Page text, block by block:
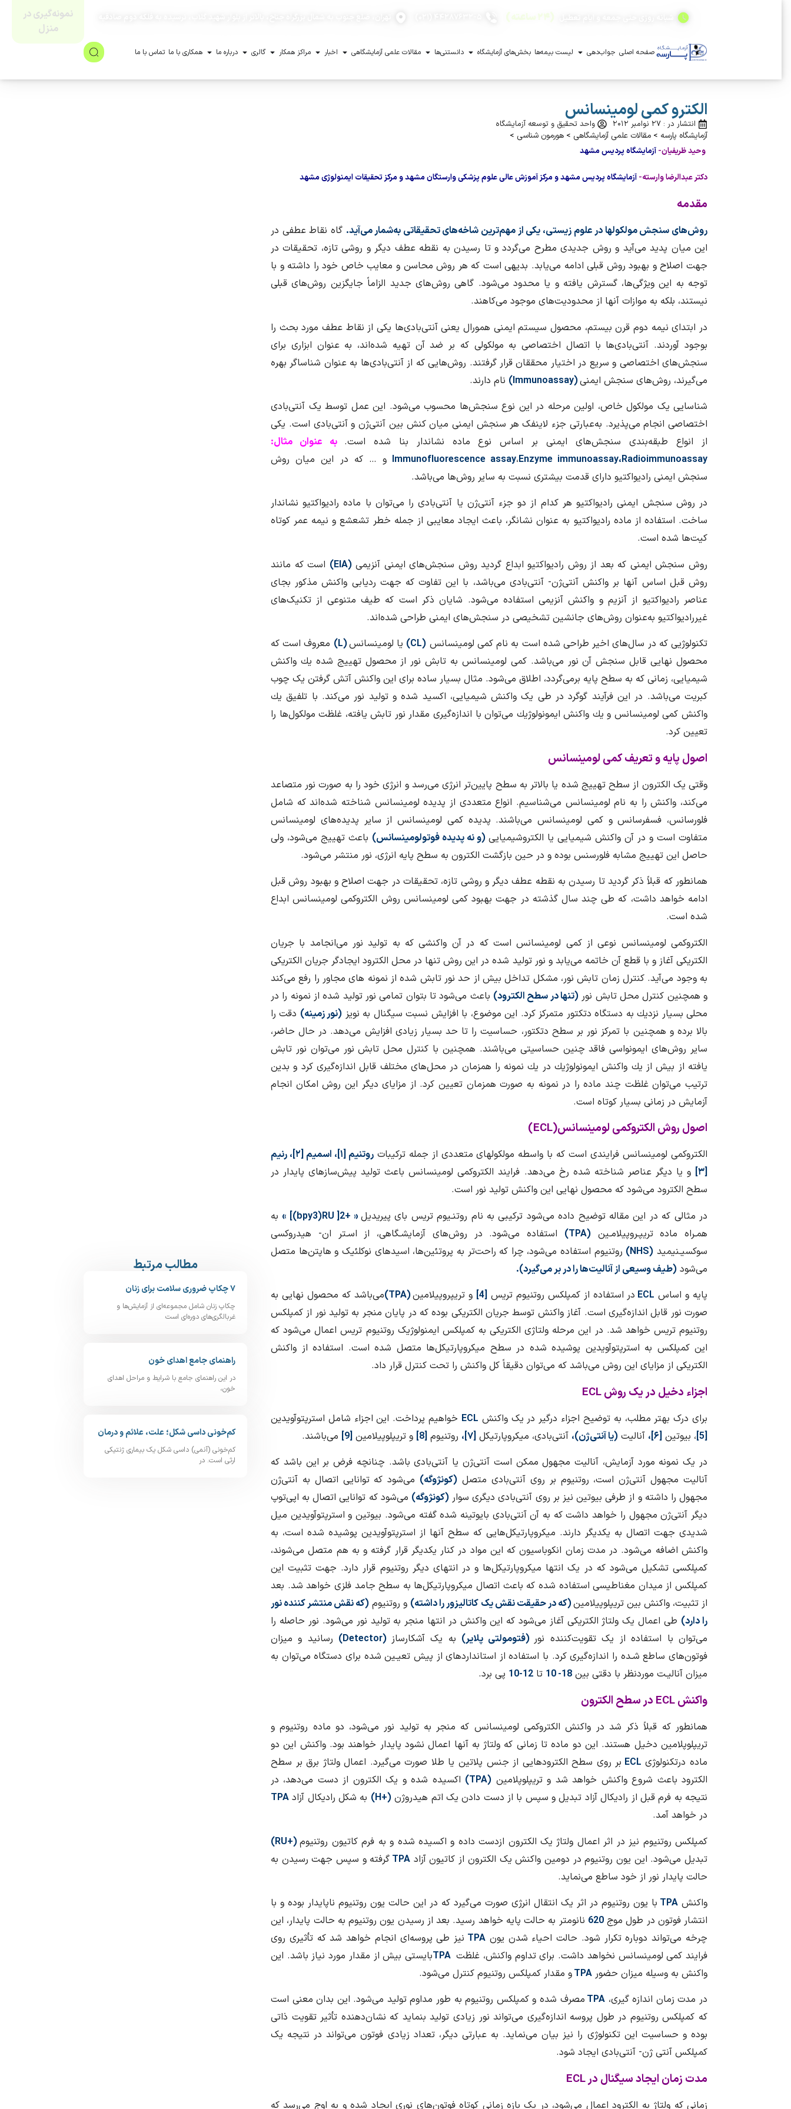
صفحه اصلی جواب‌دهی لیست بیمه‌ها بخش‌های آزمایشگاه دانستنی‌ها مقالات علمی آزمایشگاهی اخبار مراکز همکار گالری درباره ما همکاری با ما تماس با ما
نمونه‌گیری در
منزل
الکترو کمی لومینسانس
انتشار در : ۲۷ نوامبر ۲۰۱۲ واحد تحقیق و توسعه آزمایشگاه
آزمایشگاه پارسه > مقالات علمی آزمایشگاهی > هورمون شناسی >
وحید ظریفیان- آزمایشگاه پردیس مشهد
دکتر عبدالرضا وارسته- آزمایشگاه پردیس مشهد و مرکز آموزش عالی علوم پزشکی وارستگان مشهد و مرکز تحقیقات ایمنولوژی مشهد
مقدمه
روش‌های سنجش مولکولها در علوم زیستی، یکی از مهم‌ترین شاخه‌های تحقیقاتی به‌شمار می‌آید. گاه نقاط عطفی در
این میان پدید می‌آید و روش جدیدی مطرح می‌گردد و تا رسیدن به نقطه عطف دیگر و روشی تازه، تحقیقات در
جهت اصلاح و بهبود روش قبلی ادامه می‌یابد. بدیهی است که هر روش محاسن و معایب خاص خود را داشته و با
توجه به این ویژگی‌ها، گسترش یافته و یا محدود می‌شود. گاهی روش‌های جدید الزاماً جایگزین روش‌های قبلی
نیستند، بلکه به موازات آنها از محدودیت‌های موجود می‌کاهند.
در ابتدای نیمه دوم قرن بیستم، محصول سیستم ایمنی همورال یعنی آنتی‌بادی‌ها یکی از نقاط عطف مورد بحث را
بوجود آوردند. آنتی‌بادی‌ها با اتصال اختصاصی به مولکولی که بر ضد آن تهیه شده‌اند، به عنوان ابزاری برای
سنجش‌های اختصاصی و سریع در اختیار محققان قرار گرفتند. روش‌هایی که از آنتی‌بادی‌ها به عنوان شناساگر بهره
می‌گیرند، روش‌های سنجش ایمنی(
Immunoassay
) نام دارند.
شناسایی یک مولکول خاص، اولین مرحله در این نوع سنجش‌ها محسوب می‌شود. این عمل توسط یک آنتی‌بادی
اختصاصی انجام می‌پذیرد. به‌عبارتی جزء لاینفک هر سنجش ایمنی میان کنش بین آنتی‌ژن و آنتی‌بادی است. یکی
از انواع طبقه‌بندی سنجش‌های ایمنی بر اساس نوع ماده نشاندار بنا شده است. به عنوان مثال:
Radioimmunoassay، Enzyme immunoassay ،Immunofluorescence assay و … که در این میان روش
سنجش ایمنی رادیواکتیو دارای قدمت بیشتری نسبت به سایر روش‌ها می‌باشد.
در روش سنجش ایمنی رادیواکتیو هر کدام از دو جزء آنتی‌ژن یا آنتی‌بادی را می‌توان با ماده رادیواکتیو نشاندار
ساخت. استفاده از ماده رادیواکتیو به عنوان نشانگر، باعث ایجاد معایبی از جمله خطر تشعشع و نیمه عمر کوتاه
کیت‌ها شده است.
روش سنجش ایمنی که بعد از روش رادیواکتیو ابداع گردید روش سنجش‌های ایمنی آنزیمی(
EIA
) است که مانند
روش قبل اساس آنها بر واکنش آنتی‌ژن- آنتی‌بادی می‌باشد، با این تفاوت که جهت ردیابی واکنش مذکور بجای
عناصر رادیواکتیو از آنزیم و واکنش آنزیمی استفاده می‌شود. شایان ذکر است که طیف متنوعی از تکنیک‌های
غیررادیواکتیو به‌عنوان روش‌های جانشین تشخیصی در سنجش‌های ایمنی طراحی شده‌اند.
تکنولوژيی که در سال‌های اخیر طراحی شده است به نام کمی لومینسانس (
CL
) یا لومینسانس(
L
) معروف است که
محصول نهایی قابل سنجش آن نور می‌باشد. كمی لومینسانس به تابش نور از محصول تهییج شده یك واكنش
شیمیایی، زمانی كه به سطح پایه برمی‌گردد، اطلاق می‌شود. مثال بسیار ساده برای این واکنش آتش گرفتن یک چوب
کبریت می‌باشد. در این فرآیند گوگرد در طی یک واکنش شیمیایی، اکسید شده و تولید نور می‌کند. با تلفیق یك
واكنش كمی لومینسانس و یك واكنش ایمونولوژیك می‌توان با اندازه‌گیری مقدار نور تابش یافته، غلظت مولکول‌ها را
تعیین كرد.
اصول پایه و تعریف کمی لومینسانس
وقتی یک الکترون از سطح تهییج شده یا بالاتر به سطح پایین‌تر انرژی می‌رسد و انرژی خود را به صورت نور متصاعد
می‌کند، واکنش را به نام لومینسانس می‌شناسیم. انواع متعددی از پدیده لومینسانس شناخته شده‌اند که شامل
فلورسانس، فسفرسانس و کمی لومینسانس می‌باشند. پدیده کمی لومینسانس از سایر پدیده‌های لومینسانس
متفاوت است و در آن واکنش شیمیایی یا الکتروشیمیایی (و نه پدیده فوتولومینسانس) باعث تهییج می‌شود، ولی
حاصل این تهییج مشابه فلورسنس بوده و در حین بازگشت الکترون به سطح پایه انرژی، نور منتشر می‌شود.
همانطور که قبلاً ذکر گردید تا رسیدن به نقطه عطف دیگر و روشی تازه، تحقیقات در جهت اصلاح و بهبود روش قبل
ادامه خواهد داشت، که طی چند سال گذشته در جهت بهبود کمی لومینسانس روش الكتروكمی لومینسانس ابداع
شده است.
الكتروكمی لومینسانس نوعی از كمی لومینسانس است كه در آن واكنشی كه به تولید نور می‌انجامد با جریان
الكتریكی آغاز و با قطع آن خاتمه می‌یابد و نور تولید شده در این روش تنها در محل الكترود ایجادگر جریان الكتریكی
به وجود می‌آید. كنترل زمان تابش نور، مشكل تداخل بیش از حد نور تابش شده از نمونه های مجاور را رفع می‌كند
و همچنین كنترل محل تابش نور (تنها در سطح الكترود) باعث می‌شود تا بتوان تمامی نور تولید شده از نمونه را در
محلی بسیار نزدیك به دستگاه دتكتور متمركز كرد. این موضوع، با افزایش نسبت سیگنال به نویز (نور زمینه) دقت را
بالا برده و همچنین با تمركز نور بر سطح دتكتور، حساسیت را تا حد بسیار زیادی افزایش می‌دهد. در حال حاضر،
سایر روش‌های ایمونواسی فاقد چنین حساسیتی می‌باشند. همچنین با كنترل محل تابش نور می‌توان نور تابش
یافته از بیش از یك واكنش ایمونولوژیك در یك نمونه را همزمان در محل‌های مختلف قابل اندازه‌گیری كرد و بدین
ترتیب می‌توان غلظت چند ماده را در نمونه به صورت همزمان تعیین كرد. از مزایای دیگر این روش امكان انجام
آزمایش در زمانی بسیار كوتاه است.
اصول روش الکتروکمی لومینسانس(ECL
)
الکتروکمی لومینسانس فرایندی است که با واسطه مولکولهای متعددی از جمله ترکیبات
روتنیم [۱]، اسمیم [۲]، رنیم
[۳]
و یا دیگر عناصر شناخته شده رخ می‌دهد. فرایند الکتروکمی لومینسانس باعث تولید پیش‌سازهای پایدار در
سطح الکترود می‌شود که محصول نهایی این واکنش تولید نور است.
در مثالی که در این مقاله توضیح داده می‌شود ترکیبی به نام روتنـیوم تریس بای پیریدیل« +2[
bpy3)RU
)] » به
همـراه ماده تریپـروپیلامـین(
TPA
) استفاده می‌شود. در روش‌های آزمایشـگاهی، از اسـتر ان- هیدروکسی
سوکسیـنیمید (
NHS
) روتنیوم استفاده می‌شود، چرا که راحت‌تر به پروتئین‌ها، اسیدهای نوکلئیک و هاپتن‌ها متصل
می‌شود (طیف وسیعی از آنالیت‌ها را در بر می‌گیرد).
پایه و اساس ECL در استفاده از کمپلکس روتنیوم تریس [4] و تریپروپیلامین(
TPA
)می‌باشد که محصول نهایی به
صورت نور قابل اندازه‌گیری است. آغاز واکنش توسط جریان الکتریکی بوده که در پایان منجر به تولید نور از کمپلکس
روتنیوم تریس خواهد شد. در این مرحله ولتاژی الکتریکی به کمپلکس ایمنولوژیک روتنیوم تریس اعمال می‌شود که
این کمپلکس به استرپتوآویدین پوشیده شده در سطح میکروپارتیکل‌ها متصل شده است. استفاده از واکنش
الکتریکی از مزایای این روش می‌باشد که می‌توان دقیقاً کل واکنش را تحت کنترل قرار داد.
اجزاء دخیل در یک روشECL
برای درک بهتر مطلب، به توضیح اجزاء درگیر در یک واکنش ECL خواهیم پرداخت. این اجزاء شامل استرپتوآویدین
[5]
، بیوتین [۶]، آنالیت (یا آنتی‌ژن)، آنتی‌بادی، میکروپارتیکل [۷]، روتنیوم [8] و تریپلوپیلامین [9]
می‌باشند.
در یک نمونه مورد آزمایش، آنالیت مجهول ممکن است آنتی‌ژن یا آنتی‌بادی باشد. چنانچه فرض بر این باشد که
آنالیت مجهول آنتی‌ژن است، روتنیوم بر روی آنتی‌بادی متصل (کونژوگه) می‌شود که توانایی اتصال به آنتی‌ژن
مجهول را داشته و از طرفی بیوتین نیز بر روی آنتی‌بادی دیگری سوار(کونژوگه) می‌شود که توانایی اتصال به اپی‌توپ
دیگر آنتی‌ژن مجهول را خواهد داشت که به آن آنتی‌بادی بایوتینه شده گفته می‌شود. بیوتین و استرپتوآویدین میل
شدیدی جهت اتصال به یکدیگر دارند. میکروپارتیکل‌هایی که سطح آنها از استرپتوآویدین پوشیده شده است، به
واکنش اضافه می‌شود. در مدت زمان انکوباسیون که این مواد در کنار یکدیگر قرار گرفته و به هم متصل می‌شوند،
کمپلکسی تشکیل می‌شود که در یک انتها میکروپارتیکل‌ها و در انتهای دیگر روتنیوم قرار دارد. جهت تثبیت این
کمپلکس از میدان مغناطیسی استفاده شده که باعث اتصال میکروپارتیکل‌ها به سطح جامد فلزی خواهد شد. بعد
از تثبیت، واکنش بین تریپلوپیلامین(که در حقیقت نقش یک کاتالیزور را داشته) و روتنیوم (که نقش منتشر کننده نور
را دارد) طی اعمال یک ولتاژ الکتریکی آغاز می‌شود که این واکنش در انتها منجر به تولید نور می‌شود. نور حاصله را
می‌توان با استفاده از یک تقویت‌کننده نور (فتومولتی پلایر) به یک آشکارساز (
Detector
) رسانید و میزان
فوتون‌های ساطع شـده را اندازه‌گیری کرد. با استفاده از استانداردهای از پیش تعیـین شده برای دستگاه می‌توان به
میزان آنالیـت موردنظر با دقتی بین 18- 10 تا 12-10 پی برد.
واکنشECL در سطح الکترون
همانطور که قبلاً ذکر شد در واکنش الکتروکمی لومینسانس که منجر به تولید نور می‌شود، دو ماده روتنیوم و
تریپلوپلامین دخیل هستند. این دو ماده تا زمانی که ولتاژ به آنها اعمال نشود پایدار خواهند بود. واکنش این دو
ماده درتکنولوژی ECL بر روی سطح الکترودهایی از جنس پلاتین یا طلا صورت می‌گیرد. اعمال ولتاژ برق بر سطح
الکترود باعث شروع واکنش خواهد شد و تریپلوپلامین (
TPA
) اکسیده شده و یک الکترون از دست می‌دهد، در
نتیجه به فرم قبل از رادیکال آزاد تبدیل و سپس با از دست دادن یک اتم هیدروژن(
H+
) به شکل رادیکال آزاد TPA
در خواهد آمد.
کمپلکس روتنیوم نیز در اثر اعمال ولتاژ یک الکترون ازدست داده و اکسیده شده و به فرم کاتیون روتنیوم(+
RU
)
تبدیل می‌شود. این یون روتنیوم در دومین واکنش یک الکترون از کاتیون آزاد TPA گرفته و سپس جهت رسیدن به
حالت پایدار نور از خود ساطع می‌نماید.
واکنش TPA با یون روتنیوم در اثر یک انتقال انرژی صورت می‌گیرد که در این حالت یون روتنیوم ناپایدار بوده و با
انتشار فوتون در طول موج620 نانومتر به حالت پایه خواهد رسید. بعد از رسیدن یون روتنیوم به حالت پایدار، این
چرخه می‌تواند دوباره تکرار شود. حالت احیاء شدن یون TPA نیز طی پروسه‌ای انجام خواهد شد که تأثیری روی
فرایند کمی لومینسانس نخواهد داشت. برای تداوم واکنش، غلظت TPAبایستی بیش از مقدار مورد نیاز باشد. این
واکنش به وسیله میزان حضور TPAو مقدار کمپلکس روتنیوم کنترل می‌شود.
در مدت زمان اندازه گیری، TPA مصرف شده و کمپلکس روتنیوم به طور مداوم تولید می‌شود. این بدان معنی است
که کمپلکس روتنیوم در طول پروسه اندازه‌گیری می‌تواند نور زیادی تولید بنماید که نشان‌دهنده تأثیر تقویت ذاتی
بوده و حساسیت این تکنولوژی را نیز بیان می‌نماید. به‌ عبارتی دیگر، تعداد زیادی فوتون می‌تواند در نتیجه یک
کمپلکس آنتی ژن- آنتی‌بادی ایجاد شود.
مدت زمان ایجاد سیگنال درECL
زمانی که ولتاژ به الکترود اعمال می‌شود، در یک بازه زمانی کوتاه فوتون‌های نوری ایجاد شده و به اوج می‌رسد که
مطالب مرتبط
۷ چکاپ ضروری سلامت برای زنان
چکاپ زنان شامل مجموعه‌ای از آزمایش‌ها و
غربالگری‌های دوره‌ای است
راهنمای جامع اهدای خون
در این راهنمای جامع با شرایط و مراحل اهدای
خون،
کم‌خونی داسی‌ شکل؛ علت، علائم و درمان
کم‌خونی (آنمی) داسی‌ شکل یک بیماری ژنتیکی
ارثی است. در